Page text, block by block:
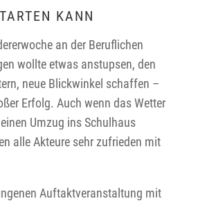
KANN
an der Beruflichen
wollte etwas anstupsen, den
neue Blickwinkel schaffen –
Erfolg. Auch wenn das Wetter
Umzug ins Schulhaus
alle Akteure sehr zufrieden mit
Auftaktveranstaltung mit